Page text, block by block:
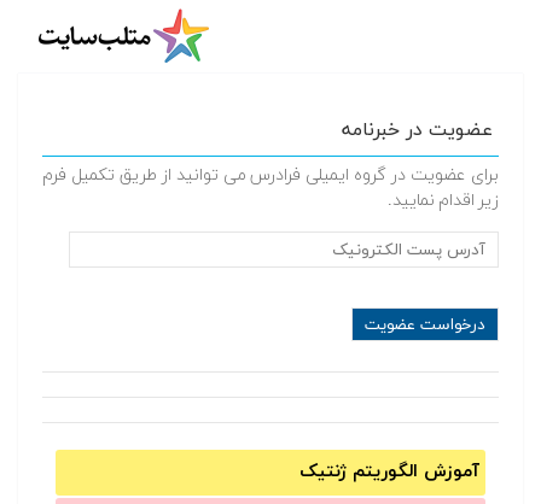
عضویت در خبرنامه
برای عضویت در گروه ایمیلی فرادرس می توانید از طریق تکمیل فرم
زیر اقدام نمایید.
آموزش الگوریتم ژنتیک